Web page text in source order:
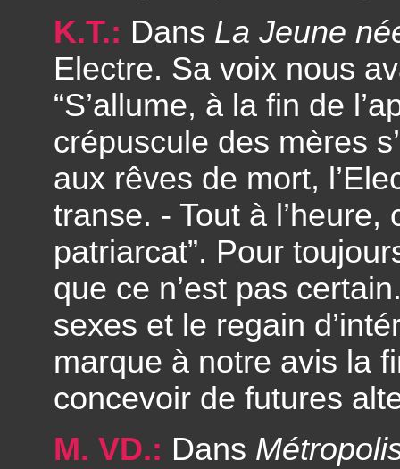
K.T.: Dans La Jeune
Electre. Sa voix nous
“S’allume, à la fin de
crépuscule des mères
aux rêves de mort,
transe. - Tout à
patriarcat”. Pour
que ce n’est pas
sexes et le regain
marque à notre avis la
concevoir de futures
M. VD.: Dans